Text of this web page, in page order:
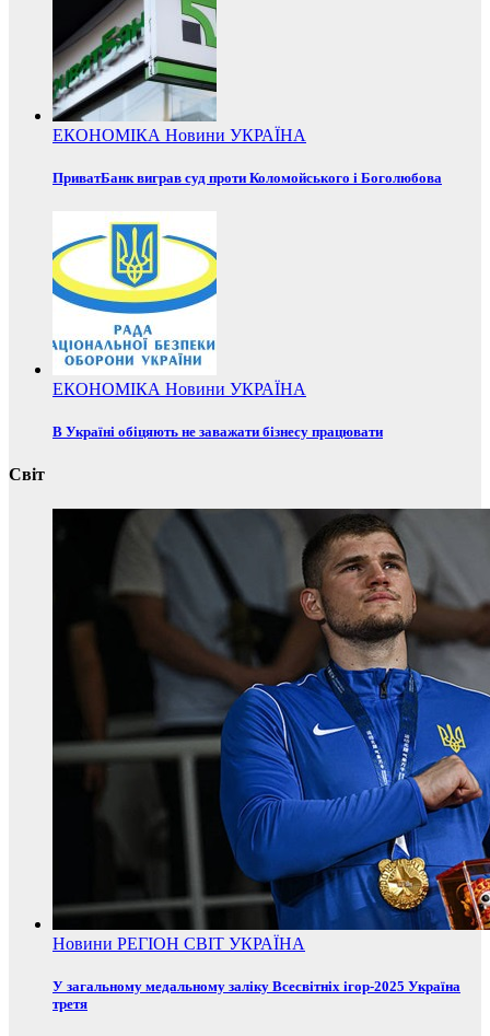
ЕКОНОМІКА Новини УКРАЇНА
ПриватБанк виграв суд проти Коломойського і Боголюбова
ЕКОНОМІКА Новини УКРАЇНА
В Україні обіцяють не заважати бізнесу працювати
Світ
Новини РЕГІОН СВІТ УКРАЇНА
У загальному медальному заліку Всесвітніх ігор-2025 Україна
третя